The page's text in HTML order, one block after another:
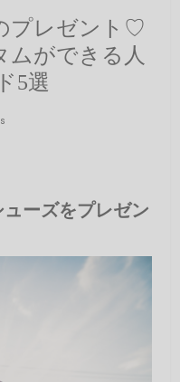
プレゼント♡
ムができる人
5選
ーズをプレゼン